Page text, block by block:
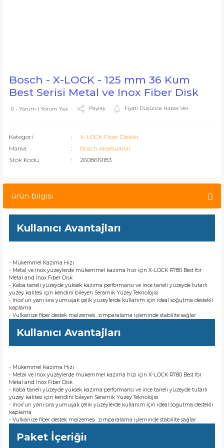
Bosch - X-LOCK - 125 mm 36 Kum
Best Serisi Metal ve Inox Fiber Disk
0 - Yorum | Yorum Yaz Paylaş Fiyatı Düşünce Haber Ver
Kategori
X-LOCK Fiber Diskler
Marka
Bosch Aksesuarlar
Stok Kodu
2608619183
ürün bilgisi
Kullanıcı Avantajları
- Mükemmel Kazıma Hızı
- Metal ve Inox yüzeylerde mükemmel kazıma hızı için X-LOCK R780 Best for
Metal and Inox Fiber Disk
- Kaba taneli yüzeyde yüksek kazıma performansı ve ince taneli yüzeyde tutarlı
yüzey kalitesi için kendini bileyen Seramik Yüzey Teknolojisi
- Inox'un yanı sıra yumuşak çelik yüzeylerde kullanım için ideal soğutma destekli
kaplama
- Vulkanize fiber destek malzemesi, zımparalama işleminde stabilite sağlar
Kullanıcı Avantajları
- Mükemmel Kazıma Hızı
- Metal ve Inox yüzeylerde mükemmel kazıma hızı için X-LOCK R780 Best for
Metal and Inox Fiber Disk
- Kaba taneli yüzeyde yüksek kazıma performansı ve ince taneli yüzeyde tutarlı
yüzey kalitesi için kendini bileyen Seramik Yüzey Teknolojisi
- Inox'un yanı sıra yumuşak çelik yüzeylerde kullanım için ideal soğutma destekli
kaplama
- Vulkanize fiber destek malzemesi, zımparalama işleminde stabilite sağlar
Paket İçeriğiı